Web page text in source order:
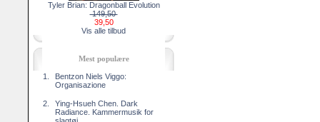
Tyler Brian: Dragonball Evolution
149,50
39,50
Vis alle tilbud
Mest populære
1.
Bentzon Niels Viggo:
Organisazione
2.
Ying-Hsueh Chen. Dark
Radiance. Kammermusik for